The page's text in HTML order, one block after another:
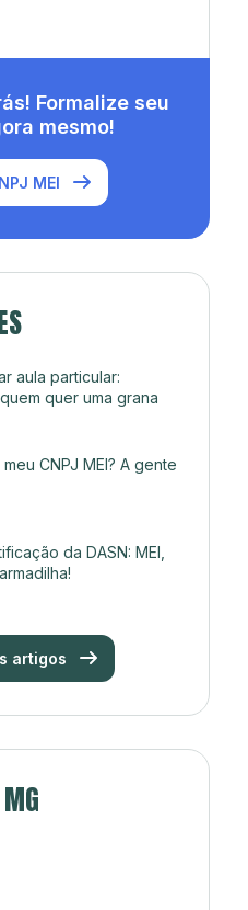
Formalize seu
mesmo!
MEI
aula particular:
quer uma grana
CNPJ MEI? A gente
da DASN: MEI,
artigos